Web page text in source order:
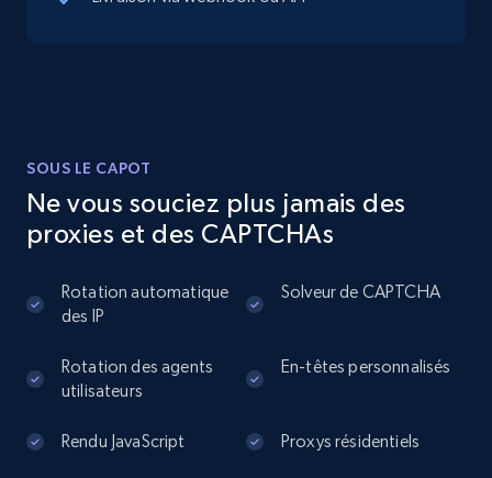
comments, Date posted, Likes, Photos, and
more.
13.2K+ 1.6K+ Essai gratuit
Instagram - Posts - Collects posts from a
SOUS LE CAPOT
Ne vous souciez plus jamais des
proxies et des CAPTCHAs
Rotation automatique
des IP
Solveur de CAPTCHA
Rotation des agents
utilisateurs
En-têtes personnalisés
Rendu JavaScript Proxys résidentiels